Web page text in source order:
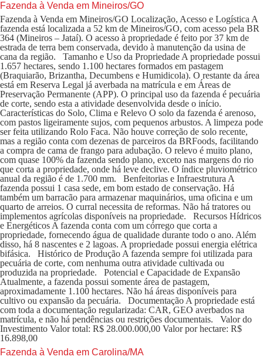
Fazenda à Venda em Mineiros/GO
Fazenda à Venda em Mineiros/GO Localização, Acesso e Logística A
fazenda está localizada a 52 km de Mineiros/GO, com acesso pela BR
364 (Mineiros – Jataí). O acesso à propriedade é feito por 37 km de
estrada de terra bem conservada, devido à manutenção da usina de
cana da região. Tamanho e Uso da Propriedade A propriedade possui
1.657 hectares, sendo 1.100 hectares formados em pastagem
(Braquiarão, Brizantha, Decumbens e Humidicola). O restante da área
está em Reserva Legal já averbada na matrícula e em Áreas de
Preservação Permanente (APP). O principal uso da fazenda é pecuária
de corte, sendo esta a atividade desenvolvida desde o início.
Características do Solo, Clima e Relevo O solo da fazenda é arenoso,
com pastos ligeiramente sujos, com pequenos arbustos. A limpeza pode
ser feita utilizando Rolo Faca. Não houve correção de solo recente,
mas a região conta com dezenas de parceiros da BRFoods, facilitando
a compra de cama de frango para adubação. O relevo é muito plano,
com quase 100% da fazenda sendo plano, exceto nas margens do rio
que corta a propriedade, onde há leve declive. O índice pluviométrico
anual da região é de 1.700 mm. Benfeitorias e Infraestrutura A
fazenda possui 1 casa sede, em bom estado de conservação. Há
também um barracão para armazenar maquinários, uma oficina e um
quarto de arreios. O curral necessita de reformas. Não há tratores ou
implementos agrícolas disponíveis na propriedade. Recursos Hídricos
e Energéticos A fazenda conta com um córrego que corta a
propriedade, fornecendo água de qualidade durante todo o ano. Além
disso, há 8 nascentes e 2 lagoas. A propriedade possui energia elétrica
bifásica. Histórico de Produção A fazenda sempre foi utilizada para
pecuária de corte, com nenhuma outra atividade cultivada ou
produzida na propriedade. Potencial e Capacidade de Expansão
Atualmente, a fazenda possui somente área de pastagem,
aproximadamente 1.100 hectares. Não há áreas disponíveis para
cultivo ou expansão da pecuária. Documentação A propriedade está
com toda a documentação regularizada: CAR, GEO averbados na
matrícula, e não há pendências ou restrições documentais. Valor do
Investimento Valor total: R$ 28.000.000,00 Valor por hectare: R$
16.898,00
Fazenda à Venda em Carolina/MA